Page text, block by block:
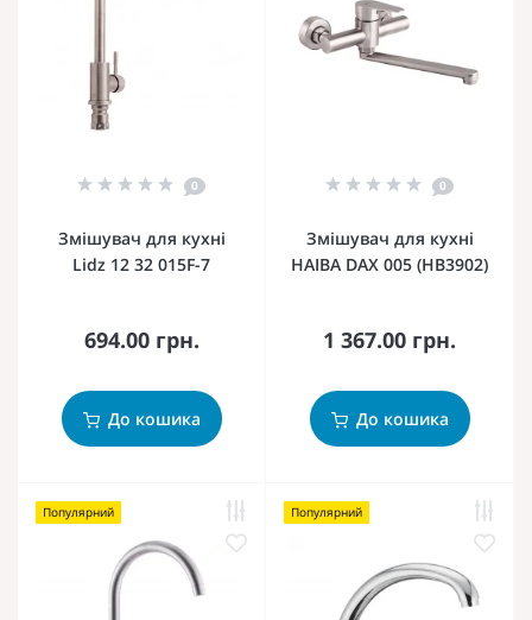
0
Змішувач для кухні
Lidz 12 32 015F-7
694.00 грн.
До кошика
0
Змішувач для кухні
HAIBA DAX 005 (HB3902)
1 367.00 грн.
До кошика
Популярний Популярний